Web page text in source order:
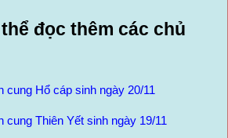
đọc thêm các chủ
cung Hổ cáp sinh ngày 20/11
cung Thiên Yết sinh ngày 19/11